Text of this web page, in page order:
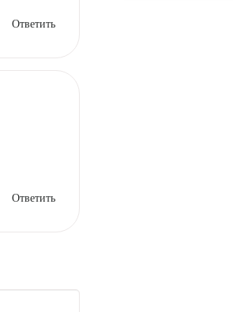
Ответить
Ответить